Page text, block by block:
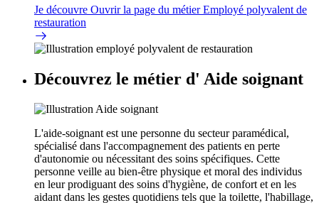
Je découvre Ouvrir la page du métier Employé polyvalent de
restauration
Découvrez le métier d' Aide soignant
L'aide-soignant est une personne du secteur paramédical,
spécialisé dans l'accompagnement des patients en perte
d'autonomie ou nécessitant des soins spécifiques. Cette
personne veille au bien-être physique et moral des individus
en leur prodiguant des soins d'hygiène, de confort et en les
aidant dans les gestes quotidiens tels que la toilette, l'habillage,